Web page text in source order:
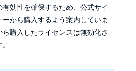
効性を確保するため、公式サイ
ーから購入するよう案内していま
購入したライセンスは無効化さ